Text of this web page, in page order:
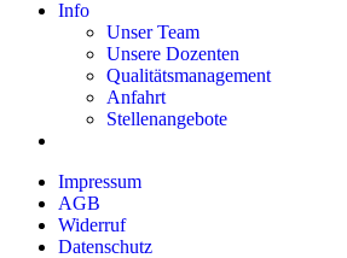
Info
Unser Team
Unsere Dozenten
Qualitätsmanagement
Anfahrt
Stellenangebote
Impressum
AGB
Widerruf
Datenschutz